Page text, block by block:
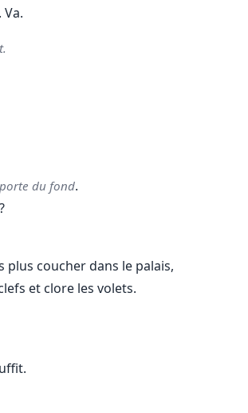
du fond.
plus coucher dans le palais,
et clore les volets.